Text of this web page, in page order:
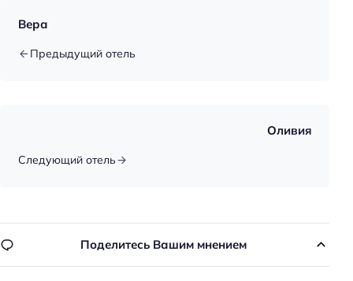
Площадь территории: 6000
Дата реконструкции: 2025
Способ оплаты: наличными
Способ оплаты: банковским переводом
Способ оплаты: безналичная
Вера
Предыдущий отель
Оливия
Следующий отель
Поделитесь Вашим мнением